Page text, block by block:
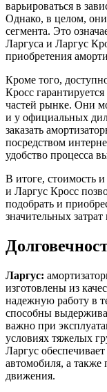
варьироваться в
Однако, в целом, они
сегмента. Это
Ларгуса и Ларгус
приобретения
Кроме того,
Кросс
частей рынке. Они
и у официальных
заказать
посредством
удобство процесса
В итоге, стоимость и
и Ларгус Кросс
подобрать и
значительных
Ларгус:
изготовлены из
надежную работу в
способны
важно при
условиях тяжелых
Ларгус
автомобиля, а также
движения.